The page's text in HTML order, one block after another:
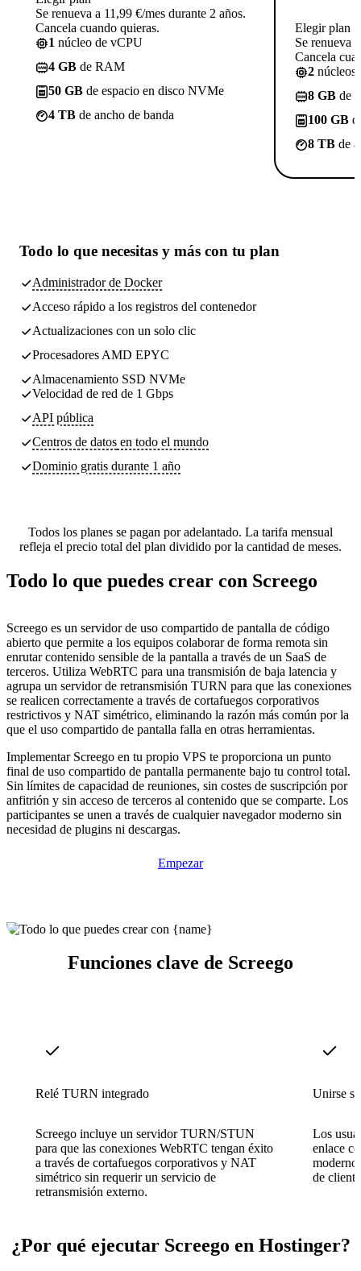
Se renueva a 11,99 €/mes durante 2 años.
Cancela cuando quieras.
1 núcleo de vCPU
4 GB de RAM
50 GB de espacio en disco NVMe
4 TB de ancho de banda
Elegir plan
Se renueva
Cancela
2 núcleos
8 GB de
100 GB
8 TB de
Todo lo que necesitas y más con tu plan
Administrador de Docker
Acceso rápido a los registros del contenedor
Actualizaciones con un solo clic
Procesadores AMD EPYC
Almacenamiento SSD NVMe
Velocidad de red de 1 Gbps
API pública
Centros de datos en todo el mundo
Dominio gratis durante 1 año
Todos los planes se pagan por adelantado. La tarifa mensual
refleja el precio total del plan dividido por la cantidad de meses.
Todo lo que puedes crear con Screego
Screego es un servidor de uso compartido de pantalla de código
abierto que permite a los equipos colaborar de forma remota sin
enrutar contenido sensible de la pantalla a través de un SaaS de
terceros. Utiliza WebRTC para una transmisión de baja latencia y
agrupa un servidor de retransmisión TURN para que las conexiones
se realicen correctamente a través de cortafuegos corporativos
restrictivos y NAT simétrico, eliminando la razón más común por la
que el uso compartido de pantalla falla en otras herramientas.
Implementar Screego en tu propio VPS te proporciona un punto
final de uso compartido de pantalla permanente bajo tu control total.
Sin límites de capacidad de reuniones, sin costes de suscripción por
anfitrión y sin acceso de terceros al contenido que se comparte. Los
participantes se unen a través de cualquier navegador moderno sin
necesidad de plugins ni descargas.
Empezar
Funciones clave de Screego
Relé TURN integrado
Screego incluye un servidor TURN/STUN
para que las conexiones WebRTC tengan éxito
a través de cortafuegos corporativos y NAT
simétrico sin requerir un servicio de
retransmisión externo.
Unirse
Los
enlace
de
¿Por qué ejecutar Screego en Hostinger?